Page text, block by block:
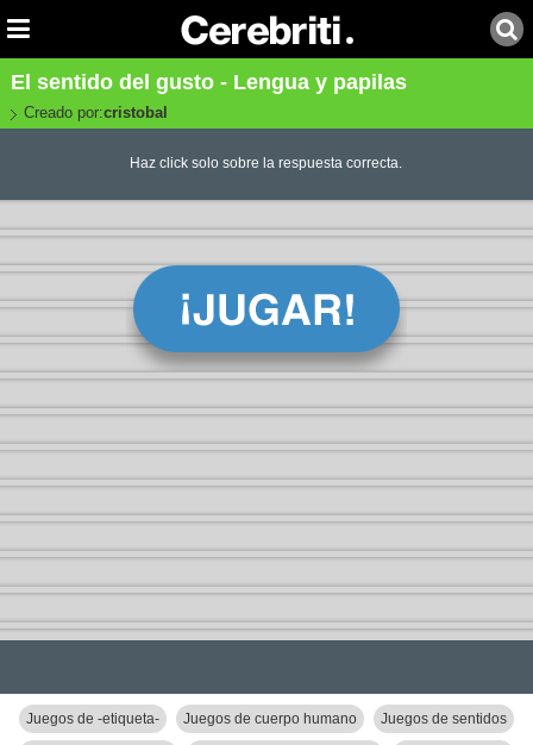
El sentido del gusto - Lengua y papilas
Creado por:cristobal
Haz click solo sobre la respuesta correcta.
Juegos de -etiqueta- Juegos de cuerpo humano Juegos de sentidos